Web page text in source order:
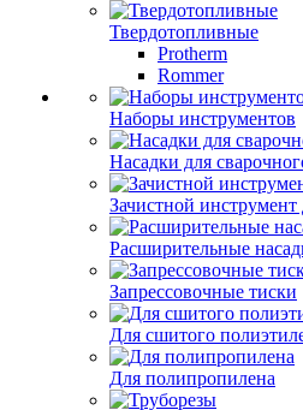
Твердотопливные
Protherm
Rommer
Наборы инструментов
Насадки для
Зачистной инструмент
Расширительные
Запрессовочные тиски
Для сшитого
Для полипропилена